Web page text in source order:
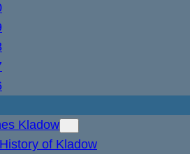
Kladow
of Kladow